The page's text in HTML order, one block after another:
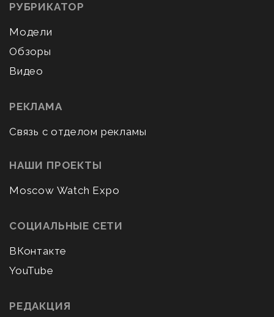
РУБРИКАТОР
Модели
Обзоры
Видео
РЕКЛАМА
Связь с отделом рекламы
НАШИ ПРОЕКТЫ
Moscow Watch Expo
СОЦИАЛЬНЫЕ СЕТИ
ВКонтакте
YouTube
РЕДАКЦИЯ